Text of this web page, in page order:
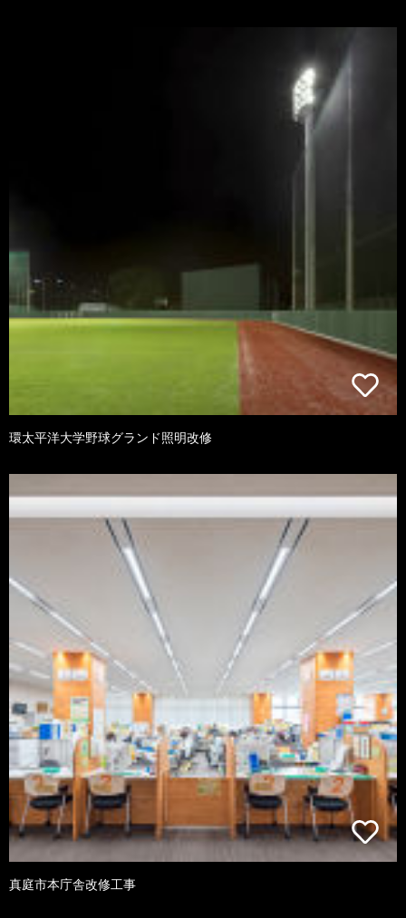
環太平洋大学野球グランド照明改修
真庭市本庁舎改修工事